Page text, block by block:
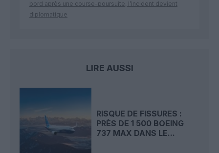
bord après une course-poursuite, l’incident devient
diplomatique
LIRE AUSSI
RISQUE DE FISSURES :
PRÈS DE 1 500 BOEING
737 MAX DANS LE...